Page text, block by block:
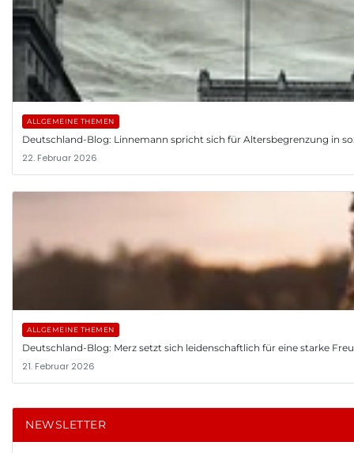
ALLGEMEINE THEMEN
Deutschland-Blog: Linnemann spricht sich für Altersbegrenzung in
22. Februar 2026
ALLGEMEINE THEMEN
Deutschland-Blog: Merz setzt sich leidenschaftlich für eine starke
21. Februar 2026
NEWSLETTER